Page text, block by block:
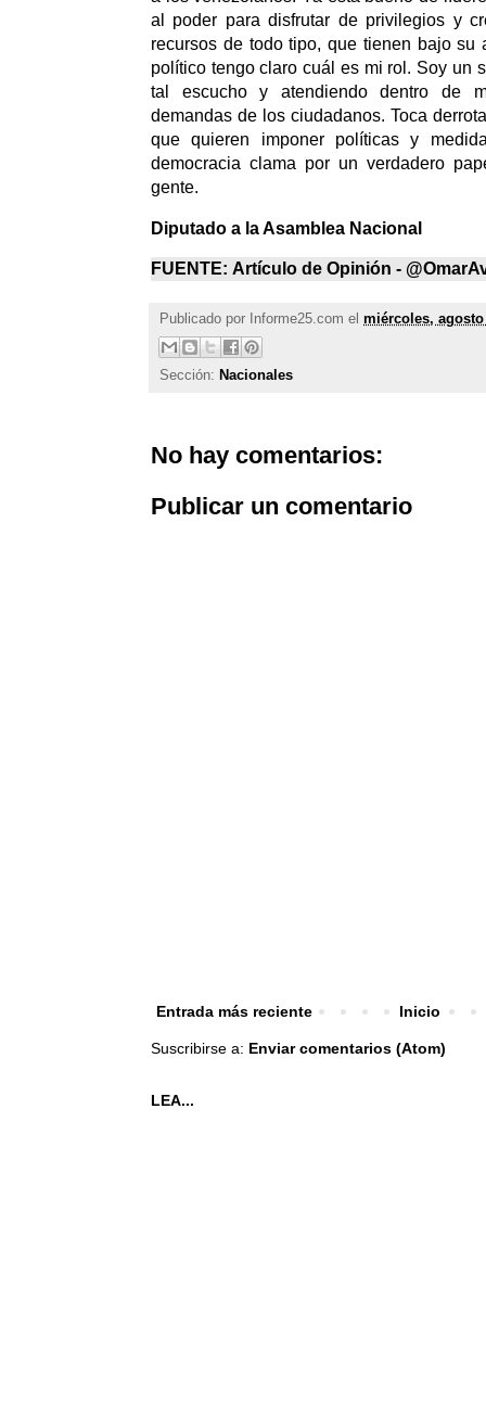
al poder para disfrutar de privilegios y
recursos de todo tipo, que tienen bajo su
político tengo claro cuál es mi rol. Soy un
tal escucho y atendiendo dentro de
demandas de los ciudadanos. Toca
que quieren imponer políticas y
democracia clama por un verdadero
gente.
Diputado a la Asamblea Nacional
FUENTE: Artículo de Opinión -
Publicado por Informe25.com el miércoles, agosto
Sección: Nacionales
No hay comentarios:
Publicar un comentario
Entrada más reciente Inicio
Suscribirse a: Enviar comentarios (Atom)
LEA...